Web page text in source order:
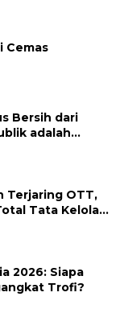
Cemas
Bersih dari
adalah
Terjaring OTT,
Tata Kelola
2026: Siapa
Trofi?